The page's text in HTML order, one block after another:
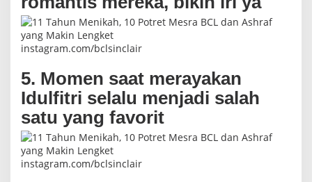
instagram.com/bclsinclair
5. Momen saat merayakan
Idulfitri selalu menjadi salah
satu yang favorit
instagram.com/bclsinclair